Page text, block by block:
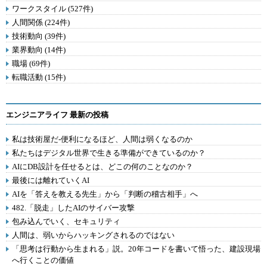
ワークスタイル (527件)
人間関係 (224件)
技術動向 (39件)
業界動向 (14件)
職場 (69件)
転職活動 (15件)
エンジニアライフ 最新の投稿
私は技術屋だ-便利になるほど、人間は弱くなるのか
私たちはデジタル世界で生きる準備ができているのか？
AIにDB設計を任せるとは、どこの何のことなのか？
最後には離れていくAI
AIを「答えを教える先生」から「判断の稽古相手」へ
482.「脱走」したAIのサイバー攻撃
包み込んでいく、セキュリティ
人間は、弱いからハッキングされるのではない
「思考は行動から生まれる」説。20年コードを書いて悟った、建設現場
へ行くことの価値